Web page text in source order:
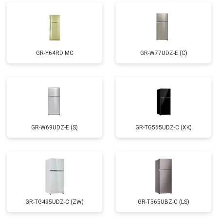
GR-Y64RD MC GR-W77UDZ-E (C)
GR-W69UDZ-E (S) GR-TG565UDZ-C (XK)
GR-TG495UDZ-C (ZW) GR-T565UBZ-C (LS)